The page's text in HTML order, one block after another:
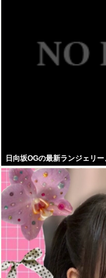
日向坂OGの最新ランジェリ